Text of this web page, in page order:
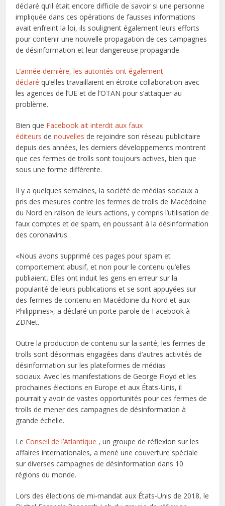
déclaré qu’il était encore difficile de savoir si une personne
impliquée dans ces opérations de fausses informations
avait enfreint la loi, ils soulignent également leurs efforts
pour contenir une nouvelle propagation de ces campagnes
de désinformation et leur dangereuse propagande.
L’année dernière, les autorités ont également
déclaré qu’elles travaillaient en étroite collaboration avec
les agences de l’UE et de l’OTAN pour s’attaquer au
problème.
Bien que Facebook ait interdit aux faux
éditeurs denouvelles de rejoindre son réseau publicitaire
depuis des années, les derniers développements montrent
que ces fermes de trolls sont toujours actives, bien que
sous une forme différente.
Il y a quelques semaines, la société de médias sociaux a
pris des mesures contre les fermes de trolls de Macédoine
du Nord en raison de leurs actions, y compris l’utilisation de
faux comptes et de spam, en poussant à la désinformation
des coronavirus.
«Nous avons supprimé ces pages pour spam et
comportement abusif, et non pour le contenu qu’elles
publiaient. Elles ont induit les gens en erreur sur la
popularité de leurs publications et se sont appuyées sur
des fermes de contenu en Macédoine du Nord et aux
Philippines», a déclaré un porte-parole de Facebook à
ZDNet.
Outre la production de contenu sur la santé, les fermes de
trolls sont désormais engagées dans d’autres activités de
désinformation sur les plateformes de médias
sociaux. Avec les manifestations de George Floyd et les
prochaines élections en Europe et aux États-Unis, il
pourrait y avoir de vastes opportunités pour ces fermes de
trolls de mener des campagnes de désinformation à
grande échelle.
LeConseil de l’Atlantique , un groupe de réflexion sur les
affaires internationales, a mené une couverture spéciale
sur diverses campagnes de désinformation dans 10
régions du monde.
Lors des élections de mi-mandat aux États-Unis de 2018, le